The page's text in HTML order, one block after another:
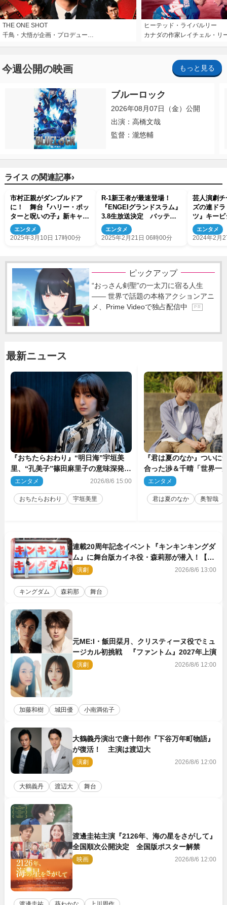
THE ONE SHOT
千鳥・大悟が企画・プロデュー…
ヒーテッド・ライバルリー
カナダの作家レイチェル・リ
今週公開の映画 もっと見る
ブルーロック
2026年08月07日（金）公開
出演：高橋文哉
監督：瀧悠輔
ライス の関連記事›
市村正親がダンブルドア
に！ 舞台『ハリー・ポッ
ターと呪いの子』新キャス
ト22名発表 大貫勇輔がハ
リー役カムバック
エンタメ
2025年3月10日 17時00分
R‐1新王者が最速登場！
『ENGEIグランドスラム』
3.8生放送決定 バッテリ
ィズ、真空ジェシカら17組
集結
エンタメ
2025年2月21日 06時00分
芸人演劇
ズの連ド
ツ』キー
OP・ED曲
解禁
エンタメ
2024年2月
ピックアップ
“おっさん剣聖”の一太刀に宿る人生
―― 世界で話題の本格アクションアニ
メ、Prime Videoで独占配信中
P R
最新ニュース
『おちたらおわり』“明日海”宇垣美
里、“孔美子”篠田麻里子の意味深発言
に絶句 ネット驚き「まさか」「意外
エンタメ 2026/8/6 15:00
おちたらおわり 宇垣美里
『君は夏のなか』ついに
合った渉＆千晴「世界一
ーン」「めっちゃキュン
エンタメ
君は夏のなか 奥智哉
連載20周年記念イベント『キンキンキングダ
ム』に舞台版カイネ役・森莉那が潜入！【密
着レポート】
演劇 2026/8/6 13:00
キングダム 森莉那 舞台
元ME:I・飯田栞月、クリスティーヌ役でミュ
ージカル初挑戦 『ファントム』2027年上演
演劇 2026/8/6 12:00
加藤和樹 城田優 小南満佑子
大鶴義丹演出で唐十郎作『下谷万年町物語』
が復活！ 主演は渡辺大
演劇 2026/8/6 12:00
大鶴義丹 渡辺大 舞台
渡邊圭祐主演『2126年、海の星をさがして』
全国順次公開決定 全国版ポスター解禁
映画 2026/8/6 12:00